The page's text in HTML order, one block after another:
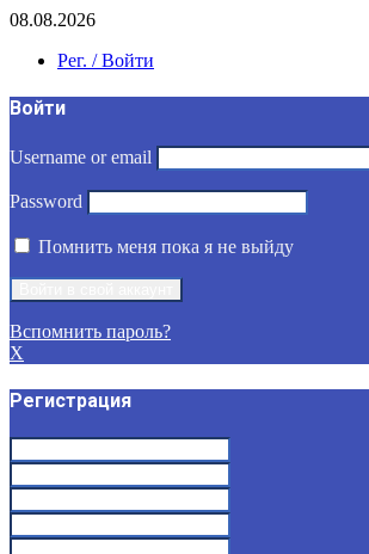
08.08.2026
Рег. / Войти
Войти
Username or email
Password
Помнить меня пока я не выйду
Вспомнить пароль?
X
Регистрация